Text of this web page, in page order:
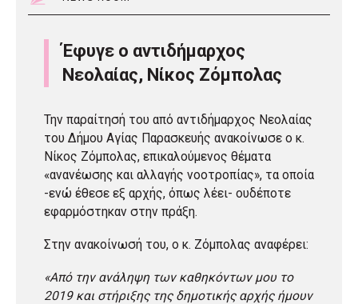
Έφυγε ο αντιδήμαρχος
Νεολαίας, Νίκος Ζόμπολας
Την παραίτησή του από αντιδήμαρχος Νεολαίας
του Δήμου Αγίας Παρασκευής ανακοίνωσε ο κ.
Νίκος Ζόμπολας, επικαλούμενος θέματα
«ανανέωσης και αλλαγής νοοτροπίας», τα οποία
-ενώ έθεσε εξ αρχής, όπως λέει- ουδέποτε
εφαρμόστηκαν στην πράξη.
Στην ανακοίνωσή του, ο κ. Ζόμπολας αναφέρει:
«Από την ανάληψη των καθηκόντων μου το
2019 και στήριξης της δημοτικής αρχής ήμουν